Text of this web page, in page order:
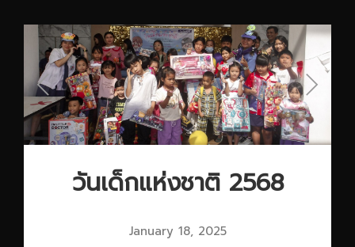
วันเด็กแห่งชาติ 2568
January 18, 2025